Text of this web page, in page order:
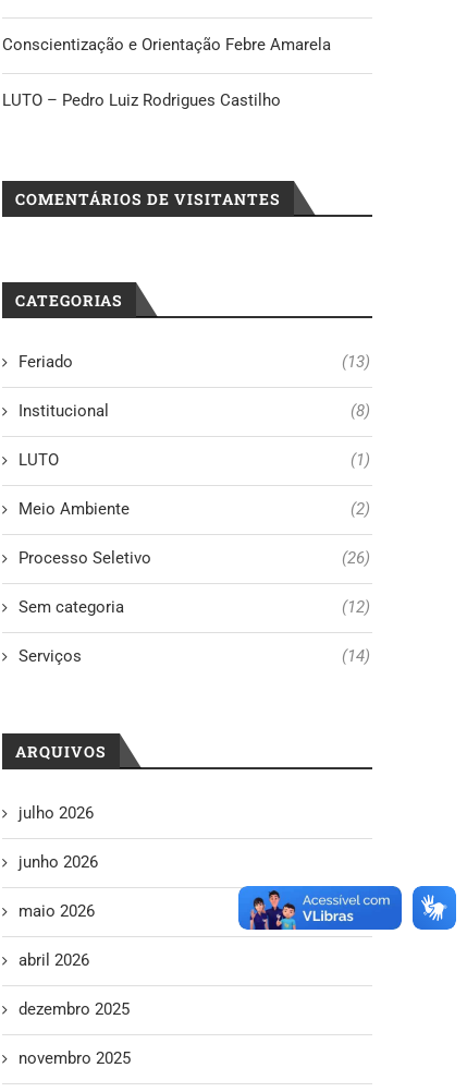
Conscientização e Orientação Febre Amarela
LUTO – Pedro Luiz Rodrigues Castilho
COMENTÁRIOS DE VISITANTES
CATEGORIAS
Feriado (13)
Institucional (8)
LUTO (1)
Meio Ambiente (2)
Processo Seletivo (26)
Sem categoria (12)
Serviços (14)
ARQUIVOS
julho 2026
junho 2026
maio 2026
abril 2026
dezembro 2025
novembro 2025